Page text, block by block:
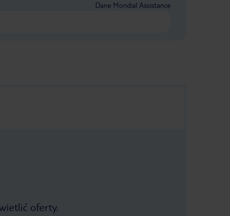
Dane Mondial Assistance
oferty.